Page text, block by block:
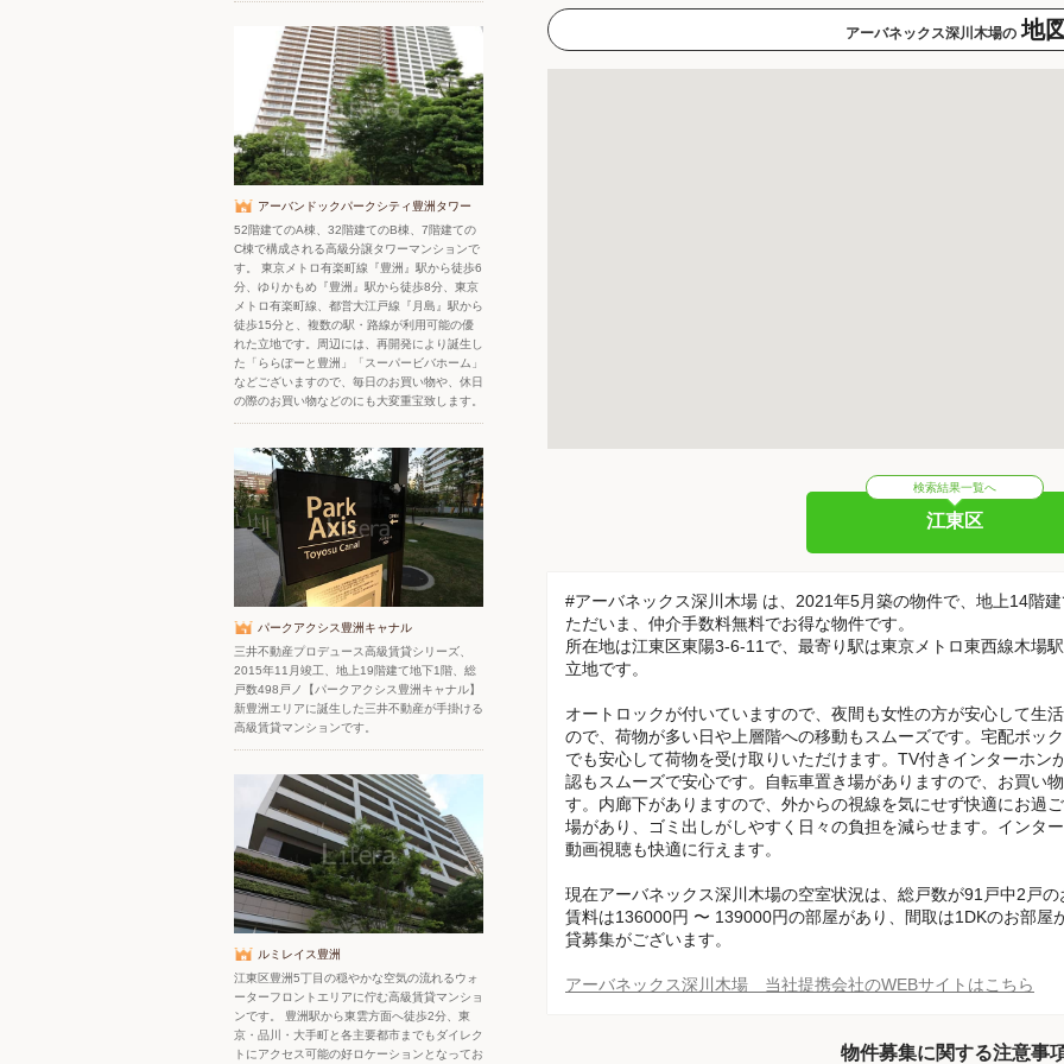
アーバネックス深川木場の 地
検索結果一覧へ
江東区
#アーバネックス深川木場 は、2021年5月築の物件で、地上14階
ただいま、仲介手数料無料でお得な物件です。
所在地は江東区東陽3-6-11で、最寄り駅は東京メトロ東西線木場
立地です。
オートロックが付いていますので、夜間も女性の方が安心して生
ので、荷物が多い日や上層階への移動もスムーズです。宅配ボッ
でも安心して荷物を受け取りいただけます。TV付きインターホン
認もスムーズで安心です。自転車置き場がありますので、お買い
す。内廊下がありますので、外からの視線を気にせず快適にお過
場があり、ゴミ出しがしやすく日々の負担を減らせます。インタ
動画視聴も快適に行えます。
現在アーバネックス深川木場の空室状況は、総戸数が91戸中2戸
賃料は136000円 〜 139000円の部屋があり、間取は1DKのお部屋
貸募集がございます。
アーバネックス深川木場 当社提携会社のWEBサイトはこちら
物件募集に関する注意事
アーバンドックパークシティ豊洲タワー
52階建てのA棟、32階建てのB棟、7階建ての
C棟で構成される高級分譲タワーマンションで
す。 東京メトロ有楽町線『豊洲』駅から徒歩6
分、ゆりかもめ『豊洲』駅から徒歩8分、東京
メトロ有楽町線、都営大江戸線『月島』駅から
徒歩15分と、複数の駅・路線が利用可能の優
れた立地です。周辺には、再開発により誕生し
た「ららぽーと豊洲」「スーパービバホーム」
などございますので、毎日のお買い物や、休日
の際のお買い物などのにも大変重宝致します。
パークアクシス豊洲キャナル
三井不動産プロデュース高級賃貸シリーズ、
2015年11月竣工、地上19階建て地下1階、総
戸数498戸ノ【パークアクシス豊洲キャナル】
新豊洲エリアに誕生した三井不動産が手掛ける
高級賃貸マンションです。
ルミレイス豊洲
江東区豊洲5丁目の穏やかな空気の流れるウォ
ーターフロントエリアに佇む高級賃貸マンショ
ンです。 豊洲駅から東雲方面へ徒歩2分、東
京・品川・大手町と各主要都市までもダイレク
トにアクセス可能の好ロケーションとなってお